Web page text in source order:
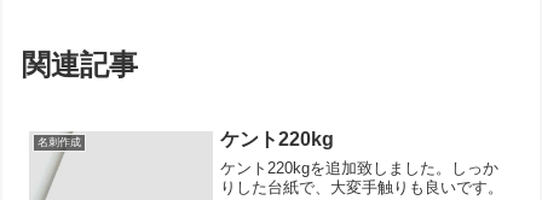
関連記事
名刺作成 ケント220kg
ケント220kgを追加致しました。しっか
りした台紙で、大変手触りも良いです。